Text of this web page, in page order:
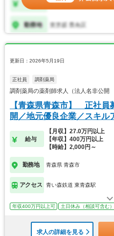
更新日：2026年5月19日
正社員 調剤薬局
調剤薬局の薬剤師求人（法人名非公
【青森県青森市】 正社員
開／地元優良企業／スキル
給与
【月収】27.0万円以上
【年収】400万円以上
【時給】2,000円～
勤務地 青森県 青森市
アクセス 青い森鉄道 東青森駅
年収400万円以上可 土日休み（相談可含む）
求人の詳細を見る